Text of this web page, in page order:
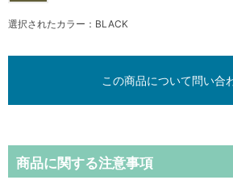
選択されたカラー：BLACK
この商品について問い合
商品に関する注意事項